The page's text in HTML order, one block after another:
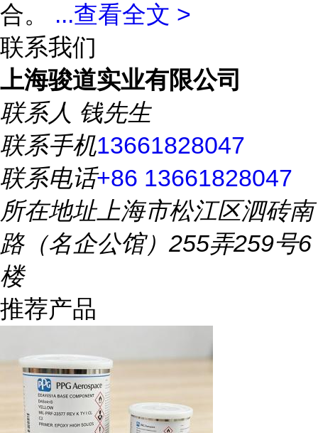
合。 ...查看全文 >
联系我们
上海骏道实业有限公司
联系人 钱先生
联系手机13661828047
联系电话+86 13661828047
所在地址上海市松江区泗砖南
路（名企公馆）255弄259号6
楼
推荐产品